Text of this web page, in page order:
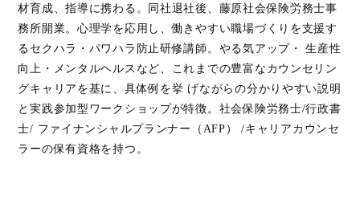
材育成、指導に携わる。同社退社後、藤原社会保険労務士事
務所開業。心理学を応用し、働きやすい職場づくりを支援す
るセクハラ・パワハラ防止研修講師。やる気アップ・ 生産性
向上・メンタルヘルスなど、これまでの豊富なカウンセリン
グキャリアを基に、具体例を挙 げながらの分かりやすい説明
と実践参加型ワークショップが特徴。社会保険労務士/行政書
士/ ファイナンシャルプランナー（AFP） /キャリアカウンセ
ラーの保有資格を持つ。